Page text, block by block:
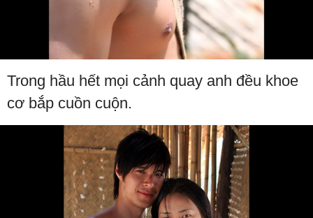
Trong hầu hết mọi cảnh quay anh đều khoe
cơ bắp cuồn cuộn.